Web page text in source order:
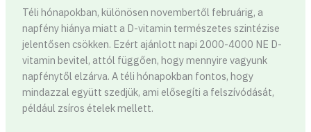
Téli hónapokban, különösen novembertől februárig, a
napfény hiánya miatt a D-vitamin természetes szintézise
jelentősen csökken. Ezért ajánlott napi 2000-4000 NE D-
vitamin bevitel, attól függően, hogy mennyire vagyunk
napfénytől elzárva. A téli hónapokban fontos, hogy
mindazzal együtt szedjük, ami elősegíti a felszívódását,
például zsíros ételek mellett.